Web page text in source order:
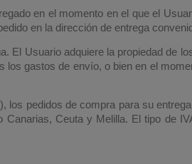
en el momento en el que el
en la dirección de entrega
El Usuario adquiere la propiedad de
gastos de envío, o bien en el
los pedidos de compra para su
Ceuta y Melilla. El tipo de